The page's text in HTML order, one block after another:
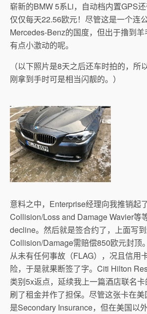
崭新的BMW 5系Li，自动档内置GPS
仅仅每天22.56欧元！尽管这是一个连
Mercedes-Benz的国度，但出于撸到
有点小激动的呢。
（以下照片是8天之后还车时拍的，所
刚拿到手时可是相当闪靓的。）
意料之中，Enterprise经理向我推销起
Collision/Loss and Damage Wavier等
decline。然后就是签合约了，上面写
Collision/Damage需赔偿850欧元封顶
从未有任何事故（FLAG），况且信用
险，于是就果断签了字。Citi Hilton
类别5x返点，延续我上一篇酒店联名
刷了租金并作了担保。尽管这张卡在
是Secondary Insurance，但在美国以